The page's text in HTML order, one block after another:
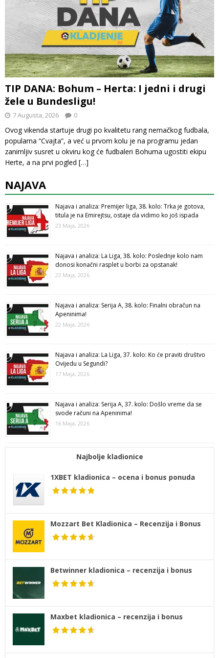
TIP DANA: Bohum – Herta: I jedni i drugi
žele u Bundesligu!
7 Augusta, 2026 0
Ovog vikenda startuje drugi po kvalitetu rang nemačkog fudbala,
popularna “Cvajta”, a već u prvom kolu je na programu jedan
zanimljiv susret u okviru kog će fudbaleri Bohuma ugostiti ekipu
Herte, a na prvi pogled […]
NAJAVA
Najava i analiza: Premijer liga, 38. kolo: Trka je gotova,
titula je na Emirejtsu, ostaje da vidimo ko još ispada
23 Maja, 2026
Najava i analiza: La Liga, 38. kolo: Poslednje kolo nam
donosi konačni rasplet u borbi za opstanak!
23 Maja, 2026
Najava i analiza: Serija A, 38. kolo: Finalni obračun na
Apeninima!
22 Maja, 2026
Najava i analiza: La Liga, 37. kolo: Ko će praviti društvo
Ovijedu u Segundi?
17 Maja, 2026
Najava i analiza: Serija A, 37. kolo: Došlo vreme da se
svode računi na Apeninima!
16 Maja, 2026
Najbolje kladionice
1XBET kladionica – ocena i bonus ponuda
Mozzart Bet Kladionica – Recenzija i Bonus
Betwinner kladionica – recenzija i bonus
Maxbet kladionica – recenzija i bonus